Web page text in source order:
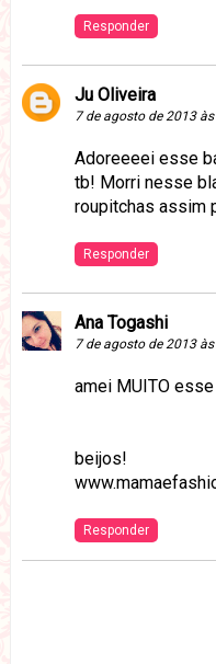
Responder
Ju Oliveira
7 de agosto de 2013
Adoreeeei esse
tb! Morri nesse
roupitchas assim
Responder
Ana Togashi
7 de agosto de 2013
amei MUITO
beijos!
Responder